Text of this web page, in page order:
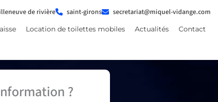
de rivière saint-girons secretariat@miquel-vidange.com
Location de toilettes mobiles Actualités Contact
?